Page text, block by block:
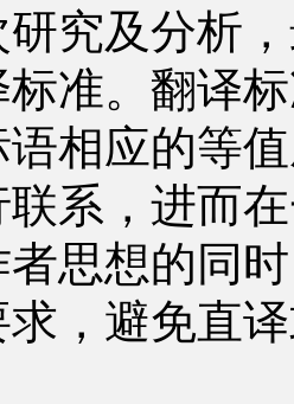
究及分析
准。翻译
相应的等
系，进而
思想的同
，避免直